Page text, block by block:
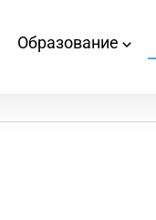
Образование